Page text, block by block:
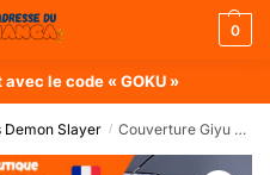
0
avec le code « GOKU »
Demon Slayer / Couverture Giyu Tomioka